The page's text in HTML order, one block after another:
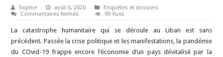
Sophie août 6, 2020
Enquêtes et dossiers
Commentaires fermés
double
explosion
à
Beyrouth
:
90 Vues
La catastrophe humanitaire qui se déroule au Liban est sans
précédent. Passée la crise politique et les manifestations, la pandémie
du COvid-19 frappe encore l’économie d’un pays dévitalisé par la